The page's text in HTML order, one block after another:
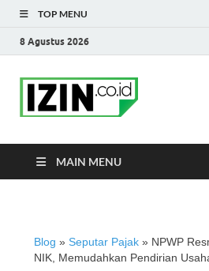
TOP MENU
8 Agustus 2026
MAIN MENU
Blog » Seputar Pajak » NPWP
NIK, Memudahkan Pendirian